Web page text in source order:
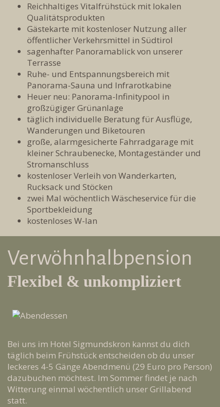
Reichhaltiges Vitalfrühstück mit lokalen
Qualitätsprodukten
Gästekarte mit kostenloser Nutzung aller
öffentlicher Verkehrsmittel in Südtirol
sagenhafter Panoramablick von unserer
Terrasse
Ruhe- und Entspannungsbereich mit
Panorama-Sauna und Infrarotkabine
Heuer neu: Panorama-Infinitypool in
großzügiger Grünanlage
täglich individuelle Beratung für Ausflüge,
Wanderungen und Biketouren
große, alarmgesicherte Fahrradgarage mit
kleiner Schraubenecke, Montageständer und
Stromanschluss
kostenloser Verleih von Wanderkarten,
Rucksack und Stöcken
zwei Mal wöchentlich Wäscheservice für die
Sportbekleidung
kostenloses W-lan
Verwöhnhalbpension
Flexibel & unkompliziert
Bei uns im Hotel Sigmundskron kannst du dich
täglich beim Frühstück entscheiden ob du unser
leckeres 4-5 Gänge Abendmenü (29 Euro pro Person)
dazubuchen möchtest. Im Sommer findet je nach
Witterung einmal wöchentlich unser Grillabend
statt.